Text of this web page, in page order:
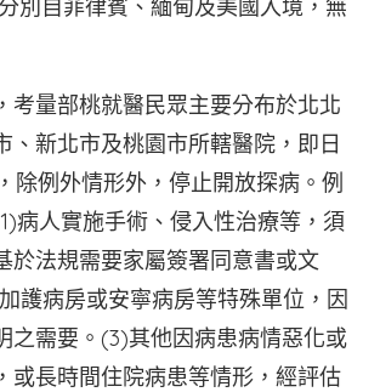
別自菲律賓、緬甸及美國入境，無
考量部桃就醫民眾主要分布於北北
、新北市及桃園市所轄醫院，即日
除例外情形外，停止開放探病。例
病人實施手術、侵入性治療等，須
於法規需要家屬簽署同意書或文
護病房或安寧病房等特殊單位，因
之需要。(3)其他因病患病情惡化或
或長時間住院病患等情形，經評估